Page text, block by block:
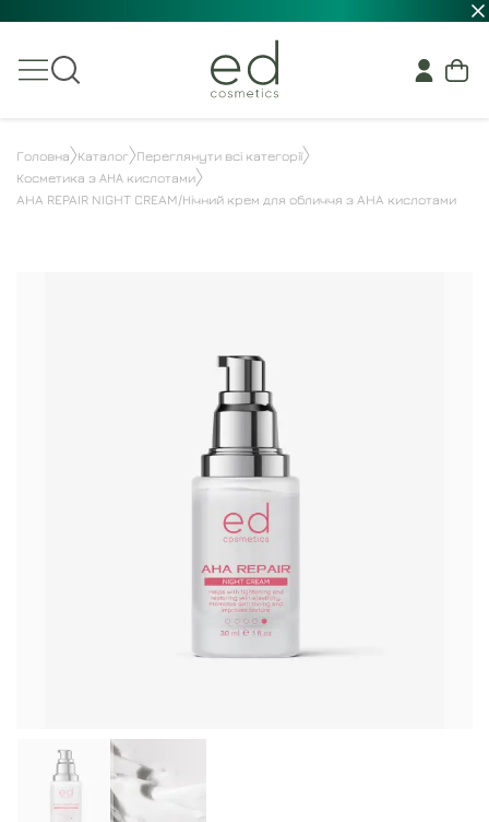
Головна Каталог Переглянути всі категорії
Косметика з АНА кислотами
AHA REPAIR NIGHT CREAM/Нічний крем для обличчя з AHA кислотами